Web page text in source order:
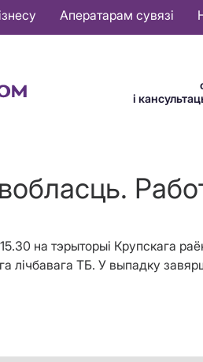
Аператарам сувязі
і
на тэрыторыі Крупскага
лічбавага ТБ. У выпадку